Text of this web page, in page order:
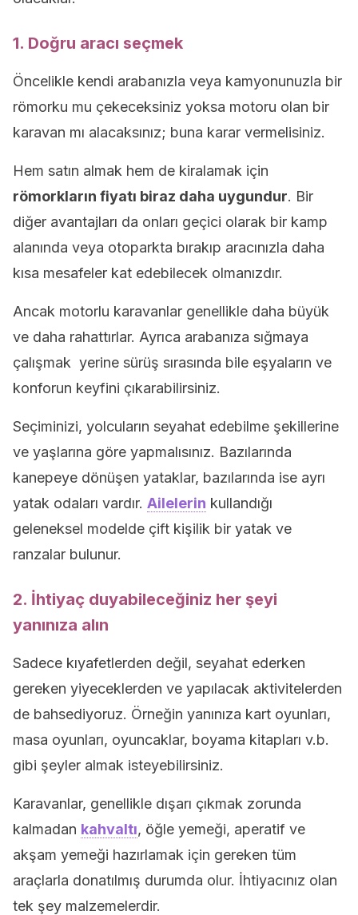
1. Doğru aracı seçmek
Öncelikle kendi arabanızla veya kamyonunuzla bir
römorku mu çekeceksiniz yoksa motoru olan bir
karavan mı alacaksınız; buna karar vermelisiniz.
Hem satın almak hem de kiralamak için
römorkların fiyatı biraz daha uygundur. Bir
diğer avantajları da onları geçici olarak bir kamp
alanında veya otoparkta bırakıp aracınızla daha
kısa mesafeler kat edebilecek olmanızdır.
Ancak motorlu karavanlar genellikle daha büyük
ve daha rahattırlar. Ayrıca arabanıza sığmaya
çalışmak yerine sürüş sırasında bile eşyaların ve
konforun keyfini çıkarabilirsiniz.
Seçiminizi, yolcuların seyahat edebilme şekillerine
ve yaşlarına göre yapmalısınız. Bazılarında
kanepeye dönüşen yataklar, bazılarında ise ayrı
yatak odaları vardır. Ailelerin kullandığı
geleneksel modelde çift kişilik bir yatak ve
ranzalar bulunur.
2. İhtiyaç duyabileceğiniz her şeyi
yanınıza alın
Sadece kıyafetlerden değil, seyahat ederken
gereken yiyeceklerden ve yapılacak aktivitelerden
de bahsediyoruz. Örneğin yanınıza kart oyunları,
masa oyunları, oyuncaklar, boyama kitapları v.b.
gibi şeyler almak isteyebilirsiniz.
Karavanlar, genellikle dışarı çıkmak zorunda
kalmadan kahvaltı, öğle yemeği, aperatif ve
akşam yemeği hazırlamak için gereken tüm
araçlarla donatılmış durumda olur. İhtiyacınız olan
tek şey malzemelerdir.